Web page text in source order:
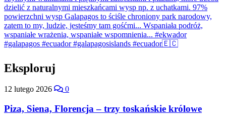
Eksploruj
12 lutego 2026 0
Piza, Siena, Florencja – trzy toskańskie królowe